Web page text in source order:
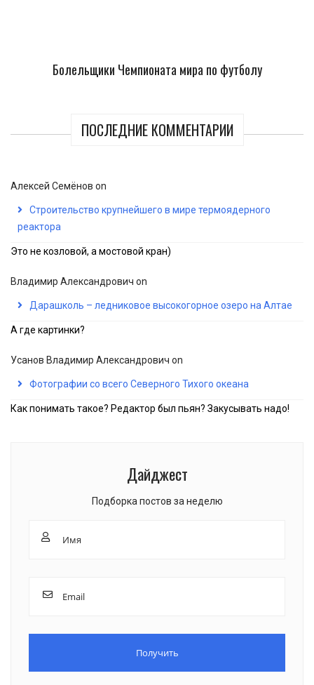
Болельщики Чемпионата мира по футболу
ПОСЛЕДНИЕ КОММЕНТАРИИ
Алексей Семёнов on
Строительство крупнейшего в мире термоядерного
реактора
Это не козловой, а мостовой кран)
Владимир Александрович on
Дарашколь – ледниковое высокогорное озеро на Алтае
А где картинки?
Усанов Владимир Александрович on
Фотографии со всего Северного Тихого океана
Как понимать такое? Редактор был пьян? Закусывать надо!
Дайджест
Подборка постов за неделю